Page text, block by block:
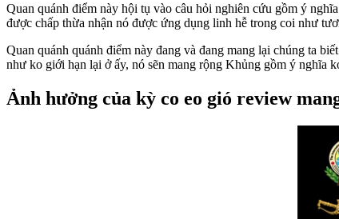
Quan quánh điểm này hội tụ vào câu hỏi nghiên cứu gồm ý
được chấp thừa nhận nó được ứng dụng linh hễ trong coi như
Quan quánh quánh điểm này đang và đang mang lại chúng ta
như ko giới hạn lại ở ấy, nó sẽn mang rộng Khủng gồm ý nghĩa
Ảnh hưởng của kỳ co eo gió review